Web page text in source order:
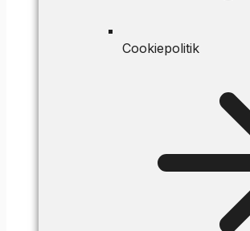
Cookiepolitik